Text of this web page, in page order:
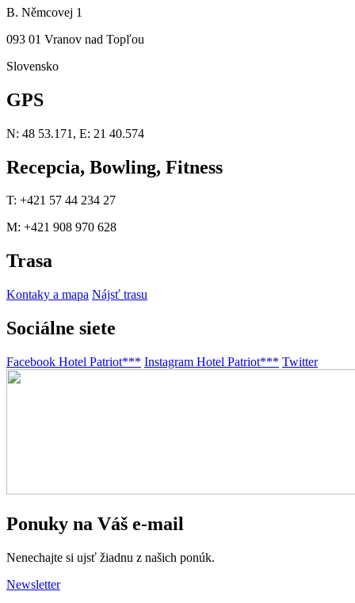
B. Němcovej 1
093 01 Vranov nad Topľou
Slovensko
GPS
N: 48 53.171, E: 21 40.574
Recepcia, Bowling, Fitness
T: +421 57 44 234 27
M: +421 908 970 628
Trasa
Kontaky a mapa Nájsť trasu
Sociálne siete
Facebook Hotel Patriot*** Instagram Hotel Patriot*** Twitter
Ponuky na Váš e-mail
Nenechajte si ujsť žiadnu z našich ponúk.
Newsletter